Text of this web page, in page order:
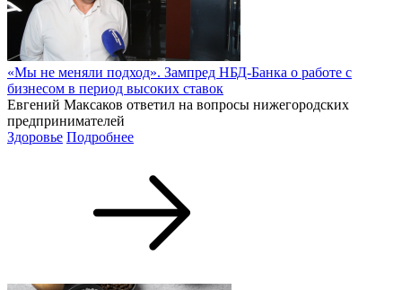
«Мы не меняли подход». Зампред НБД-Банка о работе с
бизнесом в период высоких ставок
Евгений Максаков ответил на вопросы нижегородских
предпринимателей
Здоровье Подробнее